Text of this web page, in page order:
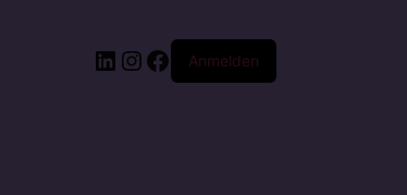
Anmelden